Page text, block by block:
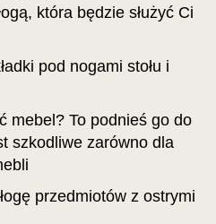
która będzie służyć Ci
pod nogami stołu i
mebel? To podnieś go do
szkodliwe zarówno dla
przedmiotów z ostrymi